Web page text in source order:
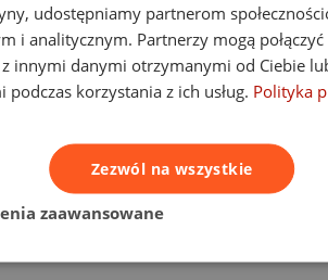
udostępniamy partnerom
i analitycznym. Partnerzy mogą połączyć
innymi danymi otrzymanymi od Ciebie
podczas korzystania z ich usług. Polityka
Zezwól na wszystkie
zaawansowane